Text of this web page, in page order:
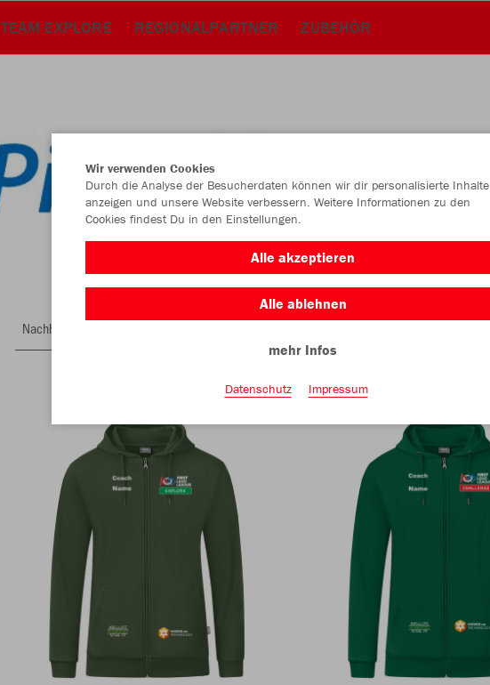
TEAM EXPLORE REGIONALPARTNER ZUBEHÖR
Nachhaltig
Wir verwenden Cookies
Durch die Analyse der Besucherdaten können wir dir personalisierte Inhalte
anzeigen und unsere Website verbessern. Weitere Informationen zu den
Cookies findest Du in den Einstellungen.
Alle akzeptieren
Alle ablehnen
mehr Infos
Datenschutz Impressum